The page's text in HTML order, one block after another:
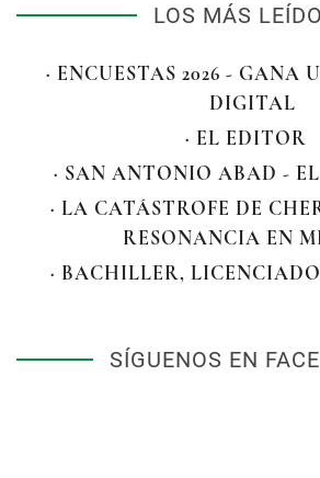
LOS MÁS
· ENCUESTAS 2026 - GANA
DIGITAL
· EL EDITOR
· SAN ANTONIO ABAD -
· LA CATÁSTROFE DE
RESONANCIA EN
· BACHILLER,
SÍGUENOS EN